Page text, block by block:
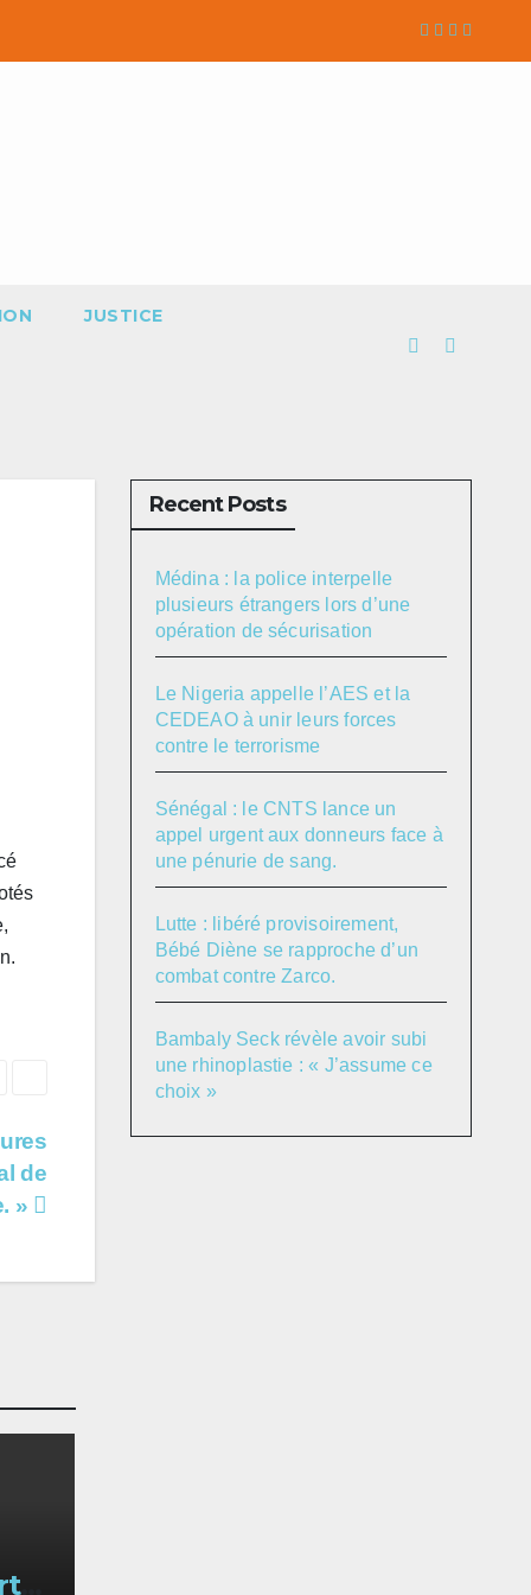
JUSTICE
de
»
Recent Posts
Médina : la police interpelle
plusieurs étrangers lors d’une
opération de sécurisation
Le Nigeria appelle l’AES et la
CEDEAO à unir leurs forces
contre le terrorisme
Sénégal : le CNTS lance un
appel urgent aux donneurs face à
une pénurie de sang.
Lutte : libéré provisoirement,
Bébé Diène se rapproche d’un
combat contre Zarco.
Bambaly Seck révèle avoir subi
une rhinoplastie : « J’assume ce
choix »